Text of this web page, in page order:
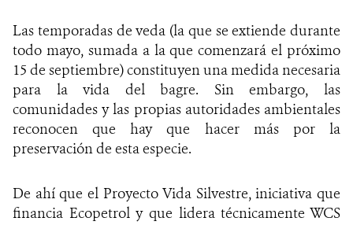
Las temporadas de veda (la que se extiende durante
todo mayo, sumada a la que comenzará el próximo
15 de septiembre) constituyen una medida necesaria
para la vida del bagre. Sin embargo, las
comunidades y las propias autoridades ambientales
reconocen que hay que hacer más por la
preservación de esta especie.
De ahí que el Proyecto Vida Silvestre, iniciativa que
financia Ecopetrol y que lidera técnicamente WCS